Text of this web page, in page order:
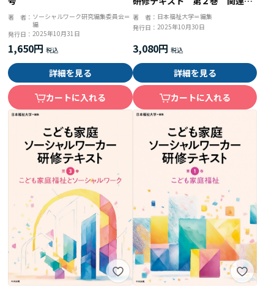
著 者： ソーシャルワーク研究編集委員会＝
編
発行日：2025年10月31日
1,650円
詳細を見る
カートに入れる
識
著 者： 日本福祉大学＝編集
発行日： 2025年10月30日
3,080円
詳細を見る
カートに入れる